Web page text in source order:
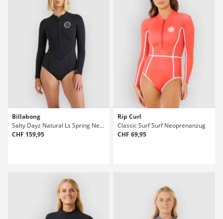
Billabong
Salty Dayz Natural Ls Spring Neoprenanzug
CHF 159,95
Rip Curl
Classic Surf Surf Neoprenanzug
CHF 69,95